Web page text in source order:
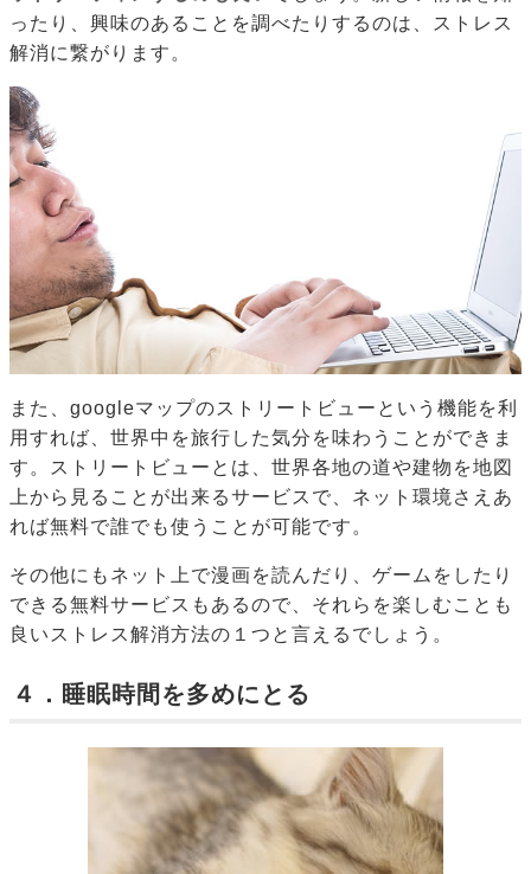
ったり、興味のあることを調べたりするのは、ストレス
解消に繋がります。
また、googleマップのストリートビューという機能を利
用すれば、世界中を旅行した気分を味わうことができま
す。ストリートビューとは、世界各地の道や建物を地図
上から見ることが出来るサービスで、ネット環境さえあ
れば無料で誰でも使うことが可能です。
その他にもネット上で漫画を読んだり、ゲームをしたり
できる無料サービスもあるので、それらを楽しむことも
良いストレス解消方法の１つと言えるでしょう。
４．睡眠時間を多めにとる